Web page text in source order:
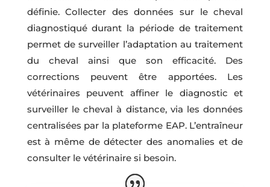
définie. Collecter des données sur le cheval
diagnostiqué durant la période de traitement
permet de surveiller l’adaptation au traitement
du cheval ainsi que son efficacité. Des
corrections peuvent être apportées. Les
vétérinaires peuvent affiner le diagnostic et
surveiller le cheval à distance, via les données
centralisées par la plateforme EAP. L’entraîneur
est à même de détecter des anomalies et de
consulter le vétérinaire si besoin.